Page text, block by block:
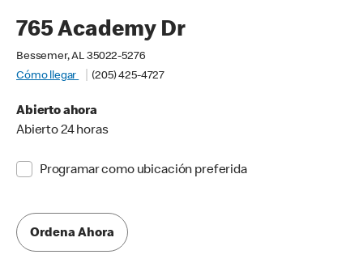
765 Academy Dr
Bessemer, AL 35022-5276
Cómo llegar
(205) 425-4727
Abierto ahora
Abierto 24 horas
Programar como ubicación preferida
Ordena Ahora